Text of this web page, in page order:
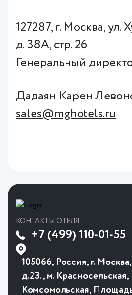
127287, г. Москва, ул.
д. 38А, стр. 26
Генеральный
Дадаян Карен
sales@mghotels.ru
КОНТАКТЫ ОТЕЛЯ
+7 (499) 110-01-55
105066, Россия, г.
д.23., м. Красносельская,
Комсомольская,